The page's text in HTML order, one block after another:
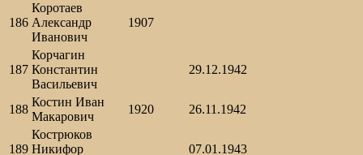
186
Коротаев
Александр
Иванович
1907
187
Корчагин
Константин
Васильевич
29.12.1942
188
Костин Иван
Макарович
1920 26.11.1942
189
Кострюков
Никифор
07.01.1943